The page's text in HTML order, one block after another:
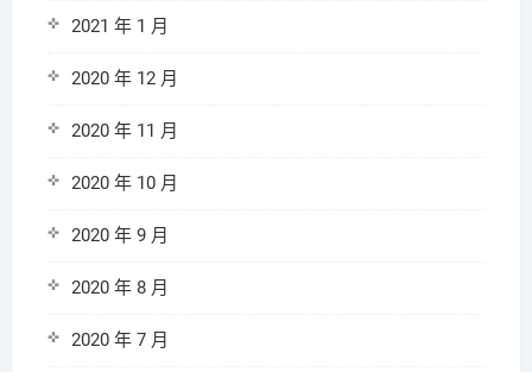
2021 年 1 月
2020 年 12 月
2020 年 11 月
2020 年 10 月
2020 年 9 月
2020 年 8 月
2020 年 7 月